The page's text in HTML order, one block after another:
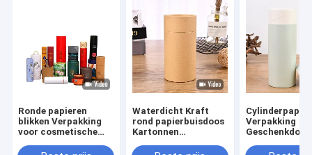
Ronde papieren
blikken Verpakking
voor cosmetische
Juwelen Papier buis
Waterdicht Kraft
rond papierbuisdoos
Kartonnen
voor thee en koffie
Verpakking
Kaars